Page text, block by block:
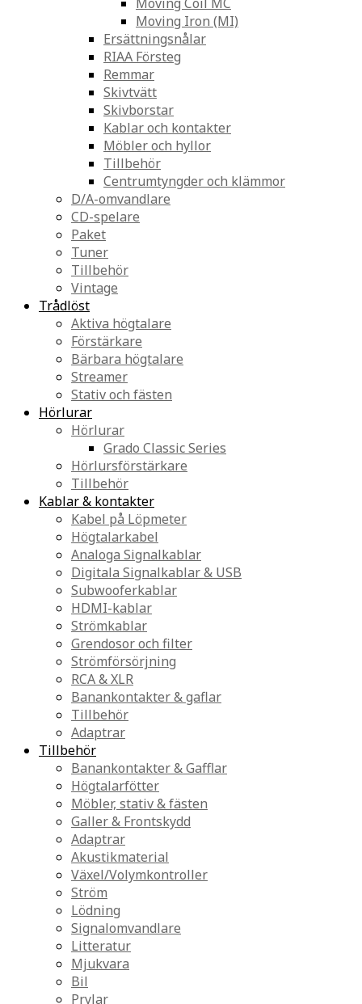
Moving Iron (MI)
Ersättningsnålar
RIAA Försteg
Remmar
Skivtvätt
Skivborstar
Kablar och kontakter
Möbler och hyllor
Tillbehör
Centrumtyngder och klämmor
D/A-omvandlare
CD-spelare
Paket
Tuner
Tillbehör
Vintage
Trådlöst
Aktiva högtalare
Förstärkare
Bärbara högtalare
Streamer
Stativ och fästen
Hörlurar
Hörlurar
Grado Classic Series
Hörlursförstärkare
Tillbehör
Kablar & kontakter
Kabel på Löpmeter
Högtalarkabel
Analoga Signalkablar
Digitala Signalkablar & USB
Subwooferkablar
HDMI-kablar
Strömkablar
Grendosor och filter
Strömförsörjning
RCA & XLR
Banankontakter & gaflar
Tillbehör
Adaptrar
Tillbehör
Banankontakter & Gafflar
Högtalarfötter
Möbler, stativ & fästen
Galler & Frontskydd
Adaptrar
Akustikmaterial
Växel/Volymkontroller
Ström
Lödning
Signalomvandlare
Litteratur
Mjukvara
Bil
Prylar